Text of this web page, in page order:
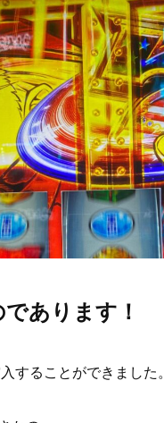
あります！
することができました。